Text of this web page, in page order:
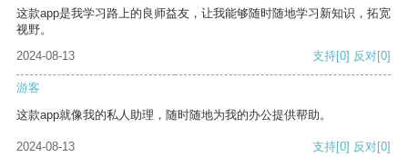
这款app是我学习路上的良师益友，让我能够随时随地学习新知识，拓宽
视野。
2024-08-13
支持[0] 反对[0]
游客
这款app就像我的私人助理，随时随地为我的办公提供帮助。
2024-08-13 支持[0] 反对[0]